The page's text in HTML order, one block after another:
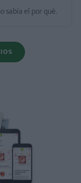
sabía el por qué.